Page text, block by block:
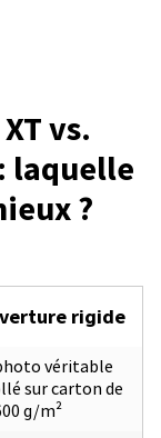
vs.
laquelle
?
rigide
véritable
sur carton de
g/m²